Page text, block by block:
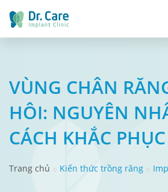
VÙNG CHÂN
HÔI: NGUYÊN
CÁCH KHẮC
Trang chủ Kiến thức trồng răng